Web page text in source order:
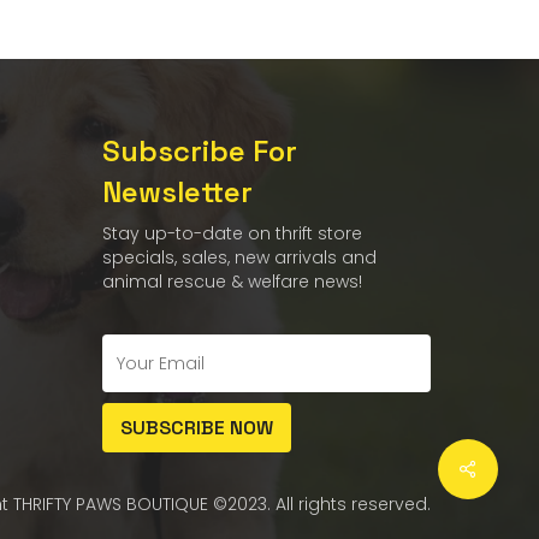
Subscribe For
Newsletter
Stay up-to-date on thrift store
specials, sales, new arrivals and
animal rescue & welfare news!
PAWS BOUTIQUE ©2023. All rights reserved.